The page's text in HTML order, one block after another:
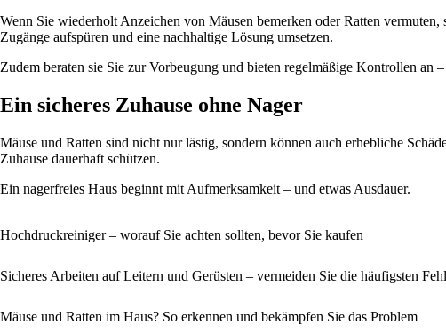
Wenn Sie wiederholt Anzeichen von Mäusen bemerken oder Ratten
Zugänge aufspüren und eine nachhaltige Lösung umsetzen.
Zudem beraten sie Sie zur Vorbeugung und bieten regelmäßige Kontrollen
Ein sicheres Zuhause ohne Nager
Mäuse und Ratten sind nicht nur lästig, sondern können auch erhebliche
Zuhause dauerhaft schützen.
Ein nagerfreies Haus beginnt mit Aufmerksamkeit – und etwas Ausdauer.
Hochdruckreiniger – worauf Sie achten sollten, bevor Sie kaufen
Sicheres Arbeiten auf Leitern und Gerüsten – vermeiden Sie die häufigsten
Mäuse und Ratten im Haus? So erkennen und bekämpfen Sie das Problem